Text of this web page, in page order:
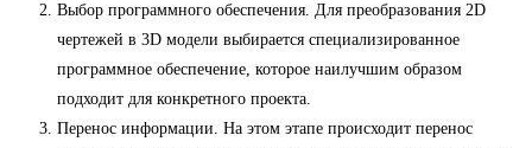
Выбор программного обеспечения. Для преобразования 2D
чертежей в 3D модели выбирается специализированное
программное обеспечение, которое наилучшим образом
подходит для конкретного проекта.
Перенос информации. На этом этапе происходит перенос